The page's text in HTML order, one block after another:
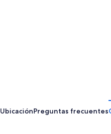
UbicaciónPreguntas frecuentes